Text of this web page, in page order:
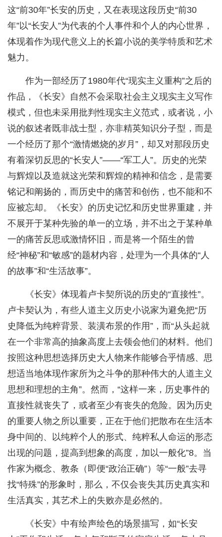
这“前30年”长安的历史，又在表现这段历史“前30
年”以“长安人”为代表的个人事件和个人的内心世界，
体现着作为现代意义上的长篇小说的美学特质和艺术
魅力。
作为一部经历了1980年代“现实主义重构”之后的
作品，《长安》自然不会采取社会主义现实主义写作
模式，但也未采用批判性现实主义范式，或者说，小
说的叙述者既非战士型，亦非精英知识分子型，而是
一个经历了那个“激情燃烧的岁月”，却又对那段历史
有着深切反思的“长安人”——“军工人”。历史的光荣
与辉煌以及造就这光荣和辉煌的精神和信念，是需要
铭记和阐扬的，而历史中的痛苦和创伤，也不能和不
应被忘却。《长安》的历史记忆和历史世界重建，并
不展开于某种先验的单一的立场，并不出之于某种单
一的痛苦反思或激情怀旧，而是将一个陌生的曾
经“神秘”和“敏感”的题材内容，处理为一个具体的“人
的故事”和“生活故事”。
《长安》体现着卢卡契所说的历史的“直接性”。
卢卡契认为，有些人道主义历史小说家为避免把“历
史降低为纯粹背景、装潢布景的作用”，而“从头起就
在一个非常高的抽象高度上去领会他们的材料。他们
按照这种思想选择历史大人物来作能够合乎情感、思
想适当地体现作家所为之斗争的那种伟大的人道主义
思想和理想的主角”。然而，“这样一来，历史事件的
直接性就丧失了，或者至少有丧失的危险。因为历史
的重要人物之所以重要，正在于他们把散布在生活本
身中间的、以纯粹个人的形式、纯粹私人命运的形态
出现的问题，提高到想象的高度，加以一般化”8。当
作家为概念、教条（即便“政治正确”）等“一般”去寻
找“特殊”的形象时，那么，不仅会丧失其历史真实和
生活真实，其艺术上的失败亦是必然的。
《长安》中有绘声绘色的场景描写，如“长安